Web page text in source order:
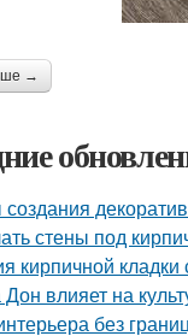
→
стены под
кирпичной
Дон влияет на
без